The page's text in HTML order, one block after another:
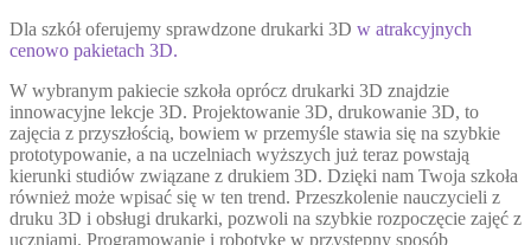
Dla szkół oferujemy sprawdzone drukarki 3D w atrakcyjnych
cenowo pakietach 3D.
W wybranym pakiecie szkoła oprócz drukarki 3D znajdzie
innowacyjne lekcje 3D. Projektowanie 3D, drukowanie 3D, to
zajęcia z przyszłością, bowiem w przemyśle stawia się na szybkie
prototypowanie, a na uczelniach wyższych już teraz powstają
kierunki studiów związane z drukiem 3D. Dzięki nam Twoja szkoła
również może wpisać się w ten trend. Przeszkolenie nauczycieli z
druku 3D i obsługi drukarki, pozwoli na szybkie rozpoczęcie zajęć z
uczniami. Programowanie i robotykę w przystępny sposób